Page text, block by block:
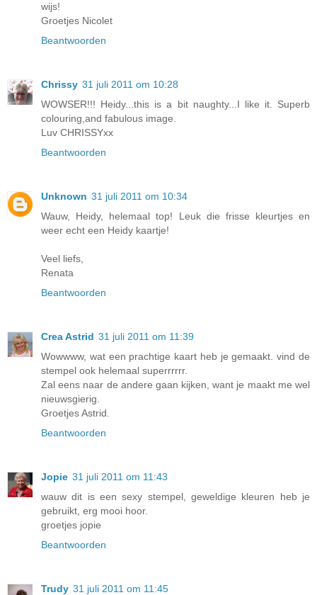
wijs!
Groetjes Nicolet
Beantwoorden
Chrissy 31 juli 2011 om 10:28
WOWSER!!! Heidy...this is a bit naughty...I like it. Superb
colouring,and fabulous image.
Luv CHRISSYxx
Beantwoorden
Unknown 31 juli 2011 om 10:34
Wauw, Heidy, helemaal top! Leuk die frisse kleurtjes en
weer echt een Heidy kaartje!
Veel liefs,
Renata
Beantwoorden
Crea Astrid 31 juli 2011 om 11:39
Wowwww, wat een prachtige kaart heb je gemaakt. vind de
stempel ook helemaal superrrrrr.
Zal eens naar de andere gaan kijken, want je maakt me wel
nieuwsgierig.
Groetjes Astrid.
Beantwoorden
Jopie 31 juli 2011 om 11:43
wauw dit is een sexy stempel, geweldige kleuren heb je
gebruikt, erg mooi hoor.
groetjes jopie
Beantwoorden
Trudy 31 juli 2011 om 11:45